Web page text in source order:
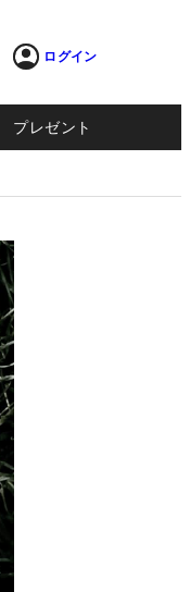
ログイン
プレゼント